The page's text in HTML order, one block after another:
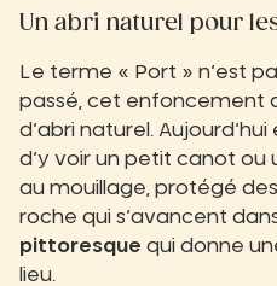
Un abri naturel pour
Le terme « Port » n’est
passé, cet enfoncement
d’abri naturel.
d’y voir un petit canot
au mouillage, protégé
roche qui s’avancent
pittoresque qui donne
lieu.